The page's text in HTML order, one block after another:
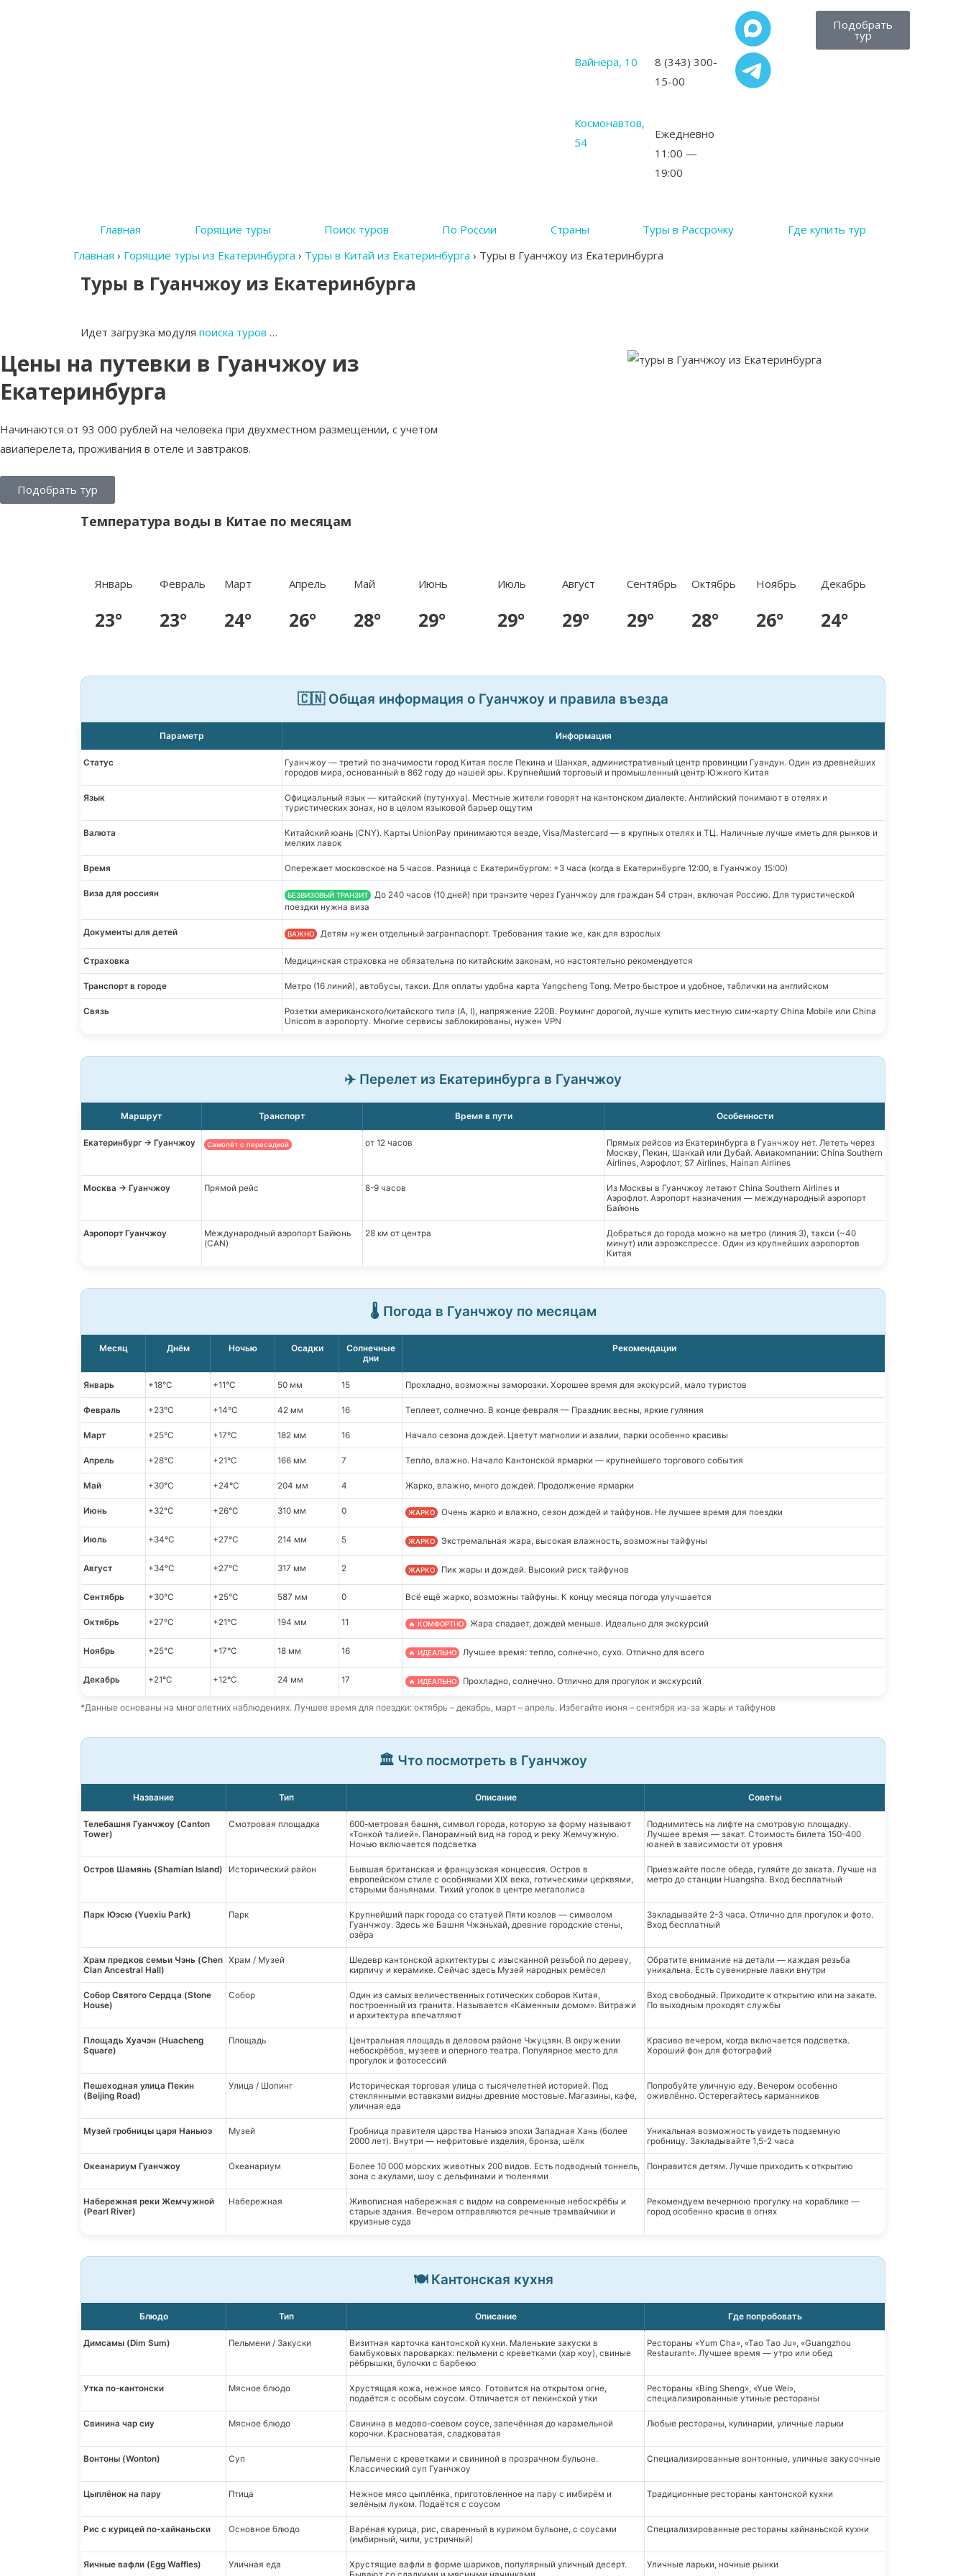
Вайнера, 10
Космонавтов,
54
8 (343) 300-
15-00
Ежедневно
11:00 —
19:00
Подобрать
тур
Главная Горящие туры Поиск туров По России Страны Туры в Рассрочку
Где купить тур
Главная › Горящие туры из Екатеринбурга › Туры в Китай из Екатеринбурга › Туры в Гуанчжоу из Екатеринбурга
Туры в Гуанчжоу из Екатеринбурга
Идет загрузка модуля поиска туров …
Цены на путевки в Гуанчжоу из
Екатеринбурга
Начинаются от 93 000 рублей на человека при двухместном размещении, с учетом
авиаперелета, проживания в отеле и завтраков.
Подобрать тур
Температура воды в Китае по месяцам
Январь
23°
Февраль
23°
Март
24°
Апрель
26°
Май
28°
Июнь
29°
Июль
29°
Август
29°
Сентябрь
29°
Октябрь
28°
Ноябрь
26°
Декабрь
24°
🇨🇳 Общая информация о Гуанчжоу и правила въезда
Параметр Информация
Статус
Гуанчжоу — третий по значимости город Китая после Пекина и Шанхая, административный центр провинции Гуандун. Один из древнейших
городов мира, основанный в 862 году до нашей эры. Крупнейший торговый и промышленный центр Южного Китая
Язык
Официальный язык — китайский (путунхуа). Местные жители говорят на кантонском диалекте. Английский понимают в отелях и
туристических зонах, но в целом языковой барьер ощутим
Валюта
Китайский юань (CNY). Карты UnionPay принимаются везде, Visa/Mastercard — в крупных отелях и ТЦ. Наличные лучше иметь для рынков и
мелких лавок
Время Опережает московское на 5 часов. Разница с Екатеринбургом: +3 часа (когда в Екатеринбурге 12:00, в Гуанчжоу 15:00)
Виза для россиян БЕЗВИЗОВЫЙ ТРАНЗИТ
До 240 часов (10 дней) при транзите через Гуанчжоу для граждан 54 стран, включая Россию. Для туристической
поездки нужна виза
Документы для детей ВАЖНО Детям нужен отдельный загранпаспорт. Требования такие же, как для взрослых
Страховка Медицинская страховка не обязательна по китайским законам, но настоятельно рекомендуется
Транспорт в городе Метро (16 линий), автобусы, такси. Для оплаты удобна карта Yangcheng Tong. Метро быстрое и удобное, таблички на английском
Связь
Розетки американского/китайского типа (A, I), напряжение 220В. Роуминг дорогой, лучше купить местную сим-карту China Mobile или China
Unicom в аэропорту. Многие сервисы заблокированы, нужен VPN
✈️ Перелет из Екатеринбурга в Гуанчжоу
Маршрут Транспорт Время в пути Особенности
Екатеринбург → Гуанчжоу Самолёт с пересадкой от 12 часов
Прямых рейсов из Екатеринбурга в Гуанчжоу нет. Лететь через
Москву, Пекин, Шанхай или Дубай. Авиакомпании: China Southern
Airlines, Аэрофлот, S7 Airlines, Hainan Airlines
Москва → Гуанчжоу Прямой рейс 8-9 часов
Из Москвы в Гуанчжоу летают China Southern Airlines и
Аэрофлот. Аэропорт назначения — международный аэропорт
Байюнь
Аэропорт Гуанчжоу
Международный аэропорт Байюнь
(CAN)
28 км от центра
Добраться до города можно на метро (линия 3), такси (~40
минут) или аэроэкспрессе. Один из крупнейших аэропортов
Китая
🌡️ Погода в Гуанчжоу по месяцам
Месяц Днём Ночью Осадки
Солнечные
дни
Рекомендации
Январь +18°C +11°C 50 мм 15 Прохладно, возможны заморозки. Хорошее время для экскурсий, мало туристов
Февраль +23°C +14°C 42 мм 16 Теплеет, солнечно. В конце февраля — Праздник весны, яркие гуляния
Март +25°C +17°C 182 мм 16 Начало сезона дождей. Цветут магнолии и азалии, парки особенно красивы
Апрель +28°C +21°C 166 мм 7 Тепло, влажно. Начало Кантонской ярмарки — крупнейшего торгового события
Май +30°C +24°C 204 мм 4 Жарко, влажно, много дождей. Продолжение ярмарки
Июнь +32°C +26°C 310 мм 0 ЖАРКО Очень жарко и влажно, сезон дождей и тайфунов. Не лучшее время для поездки
Июль +34°C +27°C 214 мм 5 ЖАРКО Экстремальная жара, высокая влажность, возможны тайфуны
Август +34°C +27°C 317 мм 2 ЖАРКО Пик жары и дождей. Высокий риск тайфунов
Сентябрь +30°C +25°C 587 мм 0 Всё ещё жарко, возможны тайфуны. К концу месяца погода улучшается
Октябрь +27°C +21°C 194 мм 11 🔥 КОМФОРТНО Жара спадает, дождей меньше. Идеально для экскурсий
Ноябрь +25°C +17°C 18 мм 16 🔥 ИДЕАЛЬНО Лучшее время: тепло, солнечно, сухо. Отлично для всего
Декабрь +21°C +12°C 24 мм 17 🔥 ИДЕАЛЬНО Прохладно, солнечно. Отлично для прогулок и экскурсий
*Данные основаны на многолетних наблюдениях. Лучшее время для поездки: октябрь – декабрь, март – апрель. Избегайте июня – сентября из-за жары и тайфунов
🏛️ Что посмотреть в Гуанчжоу
Название Тип Описание Советы
Телебашня Гуанчжоу (Canton
Tower)
Смотровая площадка
600-метровая башня, символ города, которую за форму называют
«Тонкой талией». Панорамный вид на город и реку Жемчужную.
Ночью включается подсветка
Поднимитесь на лифте на смотровую площадку.
Лучшее время — закат. Стоимость билета 150-400
юаней в зависимости от уровня
Остров Шамянь (Shamian Island) Исторический район
Бывшая британская и французская концессия. Остров в
европейском стиле с особняками XIX века, готическими церквями,
старыми баньянами. Тихий уголок в центре мегаполиса
Приезжайте после обеда, гуляйте до заката. Лучше на
метро до станции Huangsha. Вход бесплатный
Парк Юэсю (Yuexiu Park) Парк
Крупнейший парк города со статуей Пяти козлов — символом
Гуанчжоу. Здесь же Башня Чжэньхай, древние городские стены,
озёра
Закладывайте 2-3 часа. Отлично для прогулок и фото.
Вход бесплатный
Храм предков семьи Чэнь (Chen
Clan Ancestral Hall)
Храм / Музей
Шедевр кантонской архитектуры с изысканной резьбой по дереву,
кирпичу и керамике. Сейчас здесь Музей народных ремёсел
Обратите внимание на детали — каждая резьба
уникальна. Есть сувенирные лавки внутри
Собор Святого Сердца (Stone
House)
Собор
Один из самых величественных готических соборов Китая,
построенный из гранита. Называется «Каменным домом». Витражи
и архитектура впечатляют
Вход свободный. Приходите к открытию или на закате.
По выходным проходят службы
Площадь Хуачэн (Huacheng
Square)
Площадь
Центральная площадь в деловом районе Чжуцзян. В окружении
небоскрёбов, музеев и оперного театра. Популярное место для
прогулок и фотосессий
Красиво вечером, когда включается подсветка.
Хороший фон для фотографий
Пешеходная улица Пекин
(Beijing Road)
Улица / Шопинг
Историческая торговая улица с тысячелетней историей. Под
стеклянными вставками видны древние мостовые. Магазины, кафе,
уличная еда
Попробуйте уличную еду. Вечером особенно
оживлённо. Остерегайтесь карманников
Музей гробницы царя Наньюэ Музей
Гробница правителя царства Наньюэ эпохи Западная Хань (более
2000 лет). Внутри — нефритовые изделия, бронза, шёлк
Уникальная возможность увидеть подземную
гробницу. Закладывайте 1,5-2 часа
Океанариум Гуанчжоу Океанариум
Более 10 000 морских животных 200 видов. Есть подводный тоннель,
зона с акулами, шоу с дельфинами и тюленями
Понравится детям. Лучше приходить к открытию
Набережная реки Жемчужной
(Pearl River)
Набережная
Живописная набережная с видом на современные небоскрёбы и
старые здания. Вечером отправляются речные трамвайчики и
круизные суда
Рекомендуем вечернюю прогулку на кораблике —
город особенно красив в огнях
🍽️ Кантонская кухня
Блюдо Тип Описание Где попробовать
Димсамы (Dim Sum) Пельмени / Закуски
Визитная карточка кантонской кухни. Маленькие закуски в
бамбуковых пароварках: пельмени с креветками (хар коу), свиные
рёбрышки, булочки с барбекю
Рестораны «Yum Cha», «Tao Tao Ju», «Guangzhou
Restaurant». Лучшее время — утро или обед
Утка по-кантонски Мясное блюдо
Хрустящая кожа, нежное мясо. Готовится на открытом огне,
подаётся с особым соусом. Отличается от пекинской утки
Рестораны «Bing Sheng», «Yue Wei»,
специализированные утиные рестораны
Свинина чар сиу Мясное блюдо
Свинина в медово-соевом соусе, запечённая до карамельной
корочки. Красноватая, сладковатая
Любые рестораны, кулинарии, уличные ларьки
Вонтоны (Wonton) Суп
Пельмени с креветками и свининой в прозрачном бульоне.
Классический суп Гуанчжоу
Специализированные вонтонные, уличные закусочные
Цыплёнок на пару Птица
Нежное мясо цыплёнка, приготовленное на пару с имбирём и
зелёным луком. Подаётся с соусом
Традиционные рестораны кантонской кухни
Рис с курицей по-хайнаньски Основное блюдо
Варёная курица, рис, сваренный в курином бульоне, с соусами
(имбирный, чили, устричный)
Специализированные рестораны хайнаньской кухни
Яичные вафли (Egg Waffles) Уличная еда
Хрустящие вафли в форме шариков, популярный уличный десерт.
Уличные ларьки, ночные рынки